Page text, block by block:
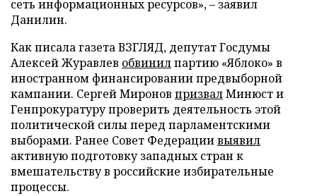
сеть информационных ресурсов», – заявил
Данилин.
Как писала газета ВЗГЛЯД, депутат Госдумы
Алексей Журавлев обвинилпартию «Яблоко» в
иностранном финансировании предвыборной
кампании. Сергей Миронов призвалМинюст и
Генпрокуратуру проверить деятельность этой
политической силы перед парламентскими
выборами. Ранее Совет Федерациивыявил
активную подготовку западных стран к
вмешательству в российские избирательные
процессы.